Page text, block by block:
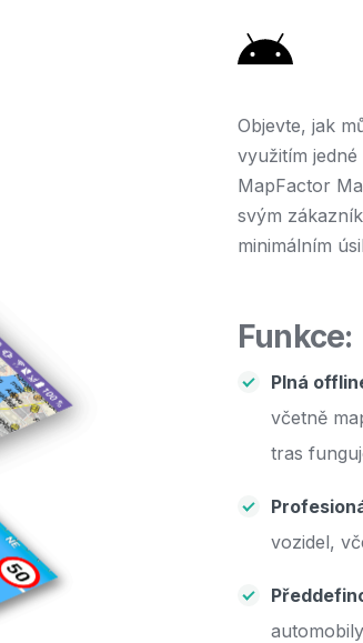
Objevte, jak
využitím
MapFactor
svým
minimálním
Funkce:
Plná
včetně
tras
vozidel,